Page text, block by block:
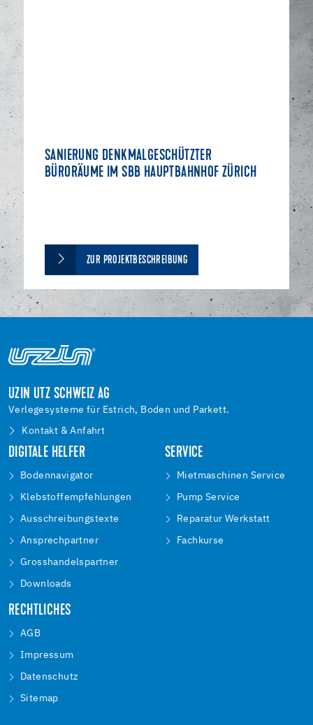
SANIERUNG DENKMALGESCHÜTZTER
BÜRORÄUME IM SBB HAUPTBAHNHOF ZÜRICH
ZUR PROJEKTBESCHREIBUNG
UZIN UTZ SCHWEIZ AG
Verlegesysteme für Estrich, Boden und Parkett.
Kontakt & Anfahrt
DIGITALE HELFER
Bodennavigator
Klebstoffempfehlungen
Ausschreibungstexte
Ansprechpartner
Grosshandelspartner
Downloads
SERVICE
Mietmaschinen Service
Pump Service
Reparatur Werkstatt
Fachkurse
RECHTLICHES
AGB
Impressum
Datenschutz
Sitemap